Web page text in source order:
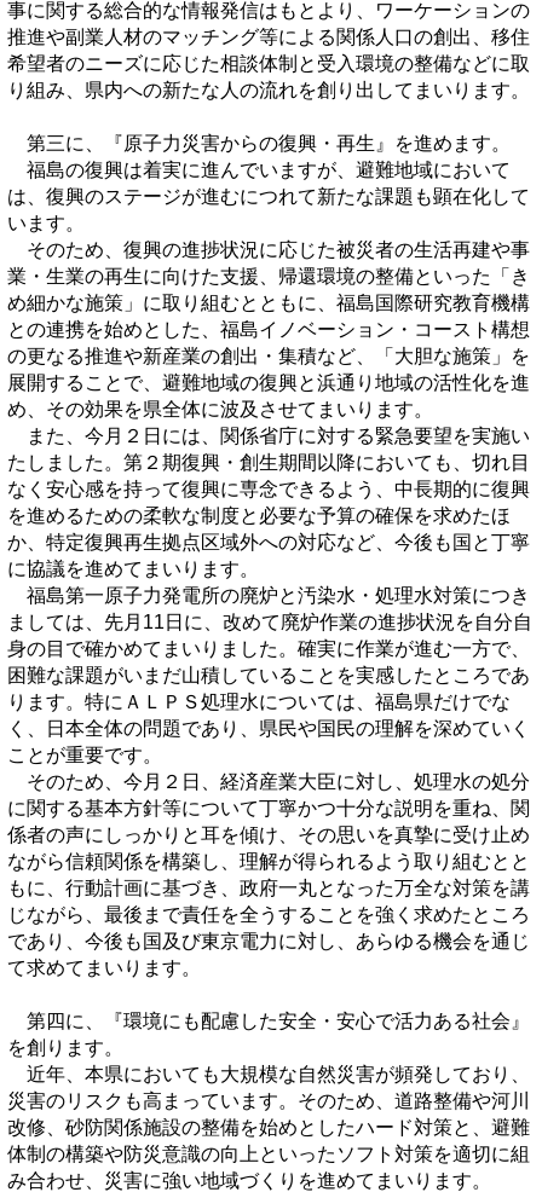
事に関する総合的な情報発信はもとより、ワーケーションの
推進や副業人材のマッチング等による関係人口の創出、移住
希望者のニーズに応じた相談体制と受入環境の整備などに取
り組み、県内への新たな人の流れを創り出してまいります。
第三に、『原子力災害からの復興・再生』を進めます。
福島の復興は着実に進んでいますが、避難地域において
は、復興のステージが進むにつれて新たな課題も顕在化して
います。
そのため、復興の進捗状況に応じた被災者の生活再建や事
業・生業の再生に向けた支援、帰還環境の整備といった「き
め細かな施策」に取り組むとともに、福島国際研究教育機構
との連携を始めとした、福島イノベーション・コースト構想
の更なる推進や新産業の創出・集積など、「大胆な施策」を
展開することで、避難地域の復興と浜通り地域の活性化を進
め、その効果を県全体に波及させてまいります。
また、今月２日には、関係省庁に対する緊急要望を実施い
たしました。第２期復興・創生期間以降においても、切れ目
なく安心感を持って復興に専念できるよう、中長期的に復興
を進めるための柔軟な制度と必要な予算の確保を求めたほ
か、特定復興再生拠点区域外への対応など、今後も国と丁寧
に協議を進めてまいります。
福島第一原子力発電所の廃炉と汚染水・処理水対策につき
ましては、先月11日に、改めて廃炉作業の進捗状況を自分自
身の目で確かめてまいりました。確実に作業が進む一方で、
困難な課題がいまだ山積していることを実感したところであ
ります。特にＡＬＰＳ処理水については、福島県だけでな
く、日本全体の問題であり、県民や国民の理解を深めていく
ことが重要です。
そのため、今月２日、経済産業大臣に対し、処理水の処分
に関する基本方針等について丁寧かつ十分な説明を重ね、関
係者の声にしっかりと耳を傾け、その思いを真摯に受け止め
ながら信頼関係を構築し、理解が得られるよう取り組むとと
もに、行動計画に基づき、政府一丸となった万全な対策を講
じながら、最後まで責任を全うすることを強く求めたところ
であり、今後も国及び東京電力に対し、あらゆる機会を通じ
て求めてまいります。
第四に、『環境にも配慮した安全・安心で活力ある社会』
を創ります。
近年、本県においても大規模な自然災害が頻発しており、
災害のリスクも高まっています。そのため、道路整備や河川
改修、砂防関係施設の整備を始めとしたハード対策と、避難
体制の構築や防災意識の向上といったソフト対策を適切に組
み合わせ、災害に強い地域づくりを進めてまいります。